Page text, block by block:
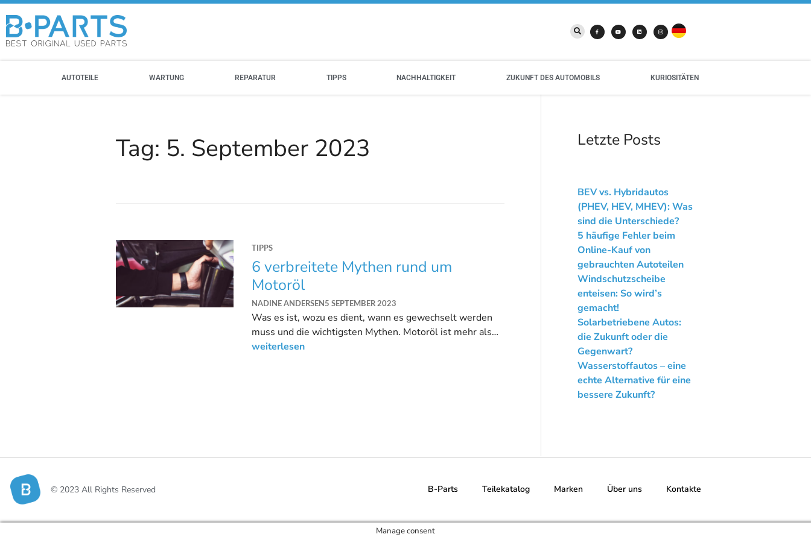
AUTOTEILE WARTUNG REPARATUR TIPPS NACHHALTIGKEIT ZUKUNFT DES AUTOMOBILS KURIOSITÄTEN
Tag: 5. September 2023
TIPPS
6 verbreitete Mythen rund um
Motoröl
NADINE ANDERSEN 5 SEPTEMBER 2023
Was es ist, wozu es dient, wann es gewechselt werden
muss und die wichtigsten Mythen. Motoröl ist mehr als
nur eine Flüssigkeit.
weiterlesen
Letzte Posts
BEV vs. Hybridautos
(PHEV, HEV, MHEV): Was
sind die Unterschiede?
5 häufige Fehler beim
Online-Kauf von
gebrauchten Autoteilen
Windschutzscheibe
enteisen: So wird’s
gemacht!
Solarbetriebene Autos:
die Zukunft oder die
Gegenwart?
Wasserstoffautos – eine
echte Alternative für eine
bessere Zukunft?
© 2023 All Rights Reserved B-Parts Teilekatalog Marken Über uns Kontakte
Manage consent